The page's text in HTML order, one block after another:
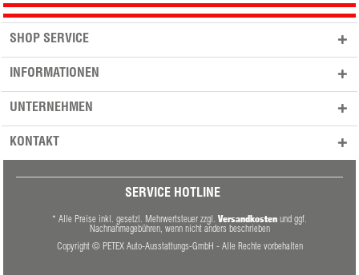
SHOP SERVICE
INFORMATIONEN
UNTERNEHMEN
KONTAKT
SERVICE HOTLINE
* Alle Preise inkl. gesetzl. Mehrwertsteuer zzgl. Versandkosten und ggf.
Nachnahmegebühren, wenn nicht anders beschrieben
Copyright © PETEX Auto-Ausstattungs-GmbH - Alle Rechte vorbehalten